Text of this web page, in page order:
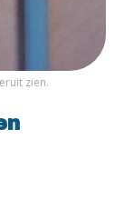
zien.